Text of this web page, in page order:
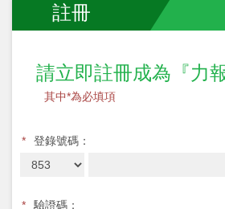
註冊
請立即註冊成為『力
其中*為必填項
* 登錄號碼：
*
驗證碼：